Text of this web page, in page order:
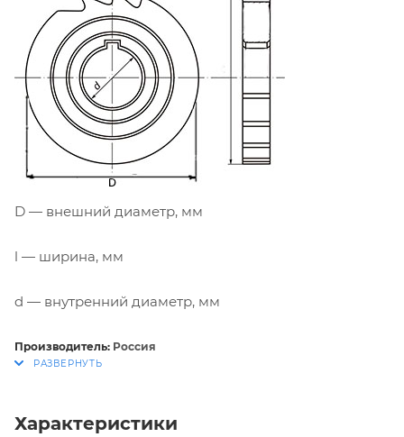
D — внешний диаметр, мм
l — ширина, мм
d — внутренний диаметр, мм
Производитель: Россия
Характеристики